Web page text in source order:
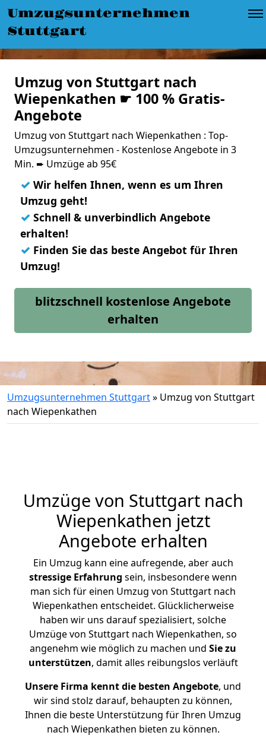
Umzugsunternehmen
Stuttgart
Umzug von Stuttgart nach
Wiepenkathen ☛ 100 % Gratis-
Angebote
Umzug von Stuttgart nach Wiepenkathen : Top-
Umzugsunternehmen - Kostenlose Angebote in 3
Min. ➨ Umzüge ab 95€
✓ Wir helfen Ihnen, wenn es um Ihren
Umzug geht!
✓ Schnell & unverbindlich Angebote
erhalten!
✓ Finden Sie das beste Angebot für Ihren
Umzug!
blitzschnell kostenlose Angebote
erhalten
Umzugsunternehmen Stuttgart» Umzug von Stuttgart
nach Wiepenkathen
Umzüge von Stuttgart nach
Wiepenkathen jetzt
Angebote erhalten
Ein Umzug kann eine aufregende, aber auch
stressige Erfahrung sein, insbesondere wenn
man sich für einen Umzug von Stuttgart nach
Wiepenkathen entscheidet. Glücklicherweise
haben wir uns darauf spezialisiert, solche
Umzüge von Stuttgart nach Wiepenkathen, so
angenehm wie möglich zu machen und Sie zu
unterstützen, damit alles reibungslos verläuft
Unsere Firma kennt die besten Angebote, und
wir sind stolz darauf, behaupten zu können,
Ihnen die beste Unterstützung für Ihren Umzug
nach Wiepenkathen bieten zu können.